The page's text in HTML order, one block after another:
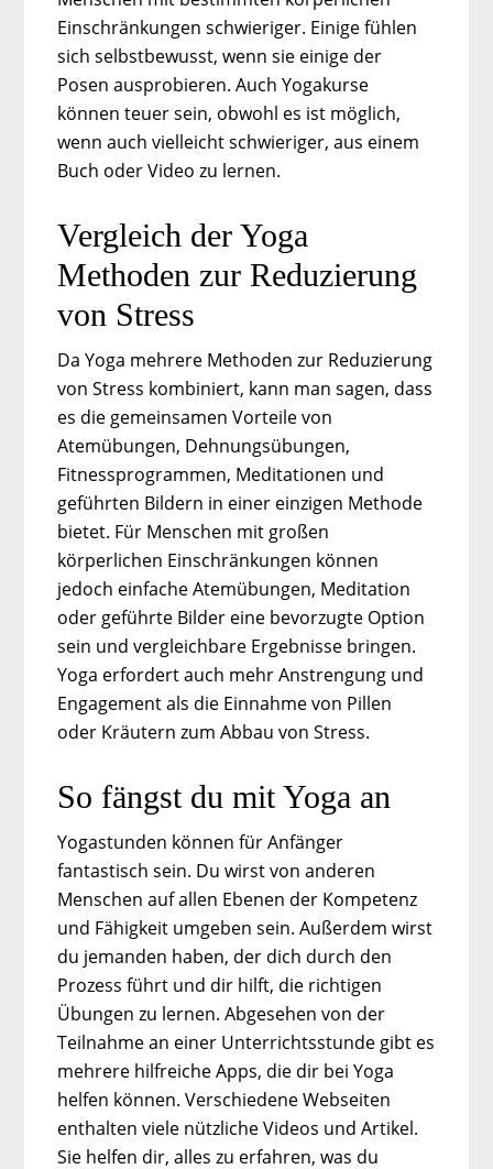
Einschränkungen schwieriger. Einige fühlen
sich selbstbewusst, wenn sie einige der
Posen ausprobieren. Auch Yogakurse
können teuer sein, obwohl es ist möglich,
wenn auch vielleicht schwieriger, aus einem
Buch oder Video zu lernen.
Vergleich der Yoga
Methoden zur Reduzierung
von Stress
Da Yoga mehrere Methoden zur Reduzierung
von Stress kombiniert, kann man sagen, dass
es die gemeinsamen Vorteile von
Atemübungen, Dehnungsübungen,
Fitnessprogrammen, Meditationen und
geführten Bildern in einer einzigen Methode
bietet. Für Menschen mit großen
körperlichen Einschränkungen können
jedoch einfache Atemübungen, Meditation
oder geführte Bilder eine bevorzugte Option
sein und vergleichbare Ergebnisse bringen.
Yoga erfordert auch mehr Anstrengung und
Engagement als die Einnahme von Pillen
oder Kräutern zum Abbau von Stress.
So fängst du mit Yoga an
Yogastunden können für Anfänger
fantastisch sein. Du wirst von anderen
Menschen auf allen Ebenen der Kompetenz
und Fähigkeit umgeben sein. Außerdem wirst
du jemanden haben, der dich durch den
Prozess führt und dir hilft, die richtigen
Übungen zu lernen. Abgesehen von der
Teilnahme an einer Unterrichtsstunde gibt es
mehrere hilfreiche Apps, die dir bei Yoga
helfen können. Verschiedene Webseiten
enthalten viele nützliche Videos und Artikel.
Sie helfen dir, alles zu erfahren, was du